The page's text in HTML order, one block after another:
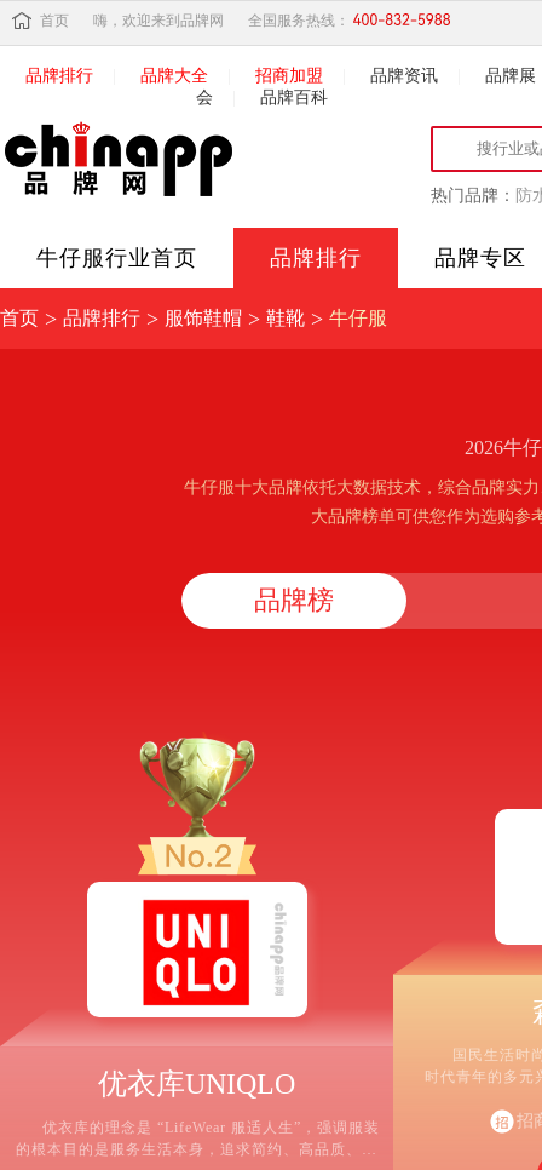
首页 嗨，欢迎来到品牌网 全国服务热线：
品牌排行 品牌大全 招商加盟 品牌资讯
品牌展
会
品牌百科
热门品牌： 防
牛仔服行业首页 品牌排行 品牌专区
首页 > 品牌排行 > 服饰鞋帽 > 鞋靴 > 牛仔服
2026牛
牛仔服十大品牌依托大数据技术，综合品牌实
大品牌榜单可供您作为选购参
品牌榜
优衣库UNIQLO
优衣库的理念是 “LifeWear 服适人生”，强调服装
的根本目的是服务生活本身，追求简约、高品质、高
国民生活时
时代青年的多元
传递自信、舒服
招